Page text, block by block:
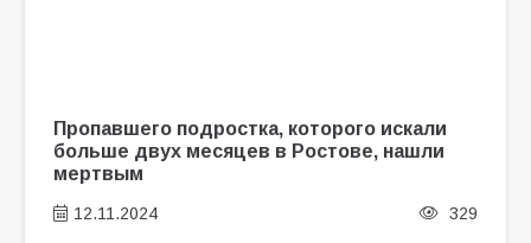
Пропавшего подростка, которого искали
больше двух месяцев в Ростове, нашли
мертвым
12.11.2024 329